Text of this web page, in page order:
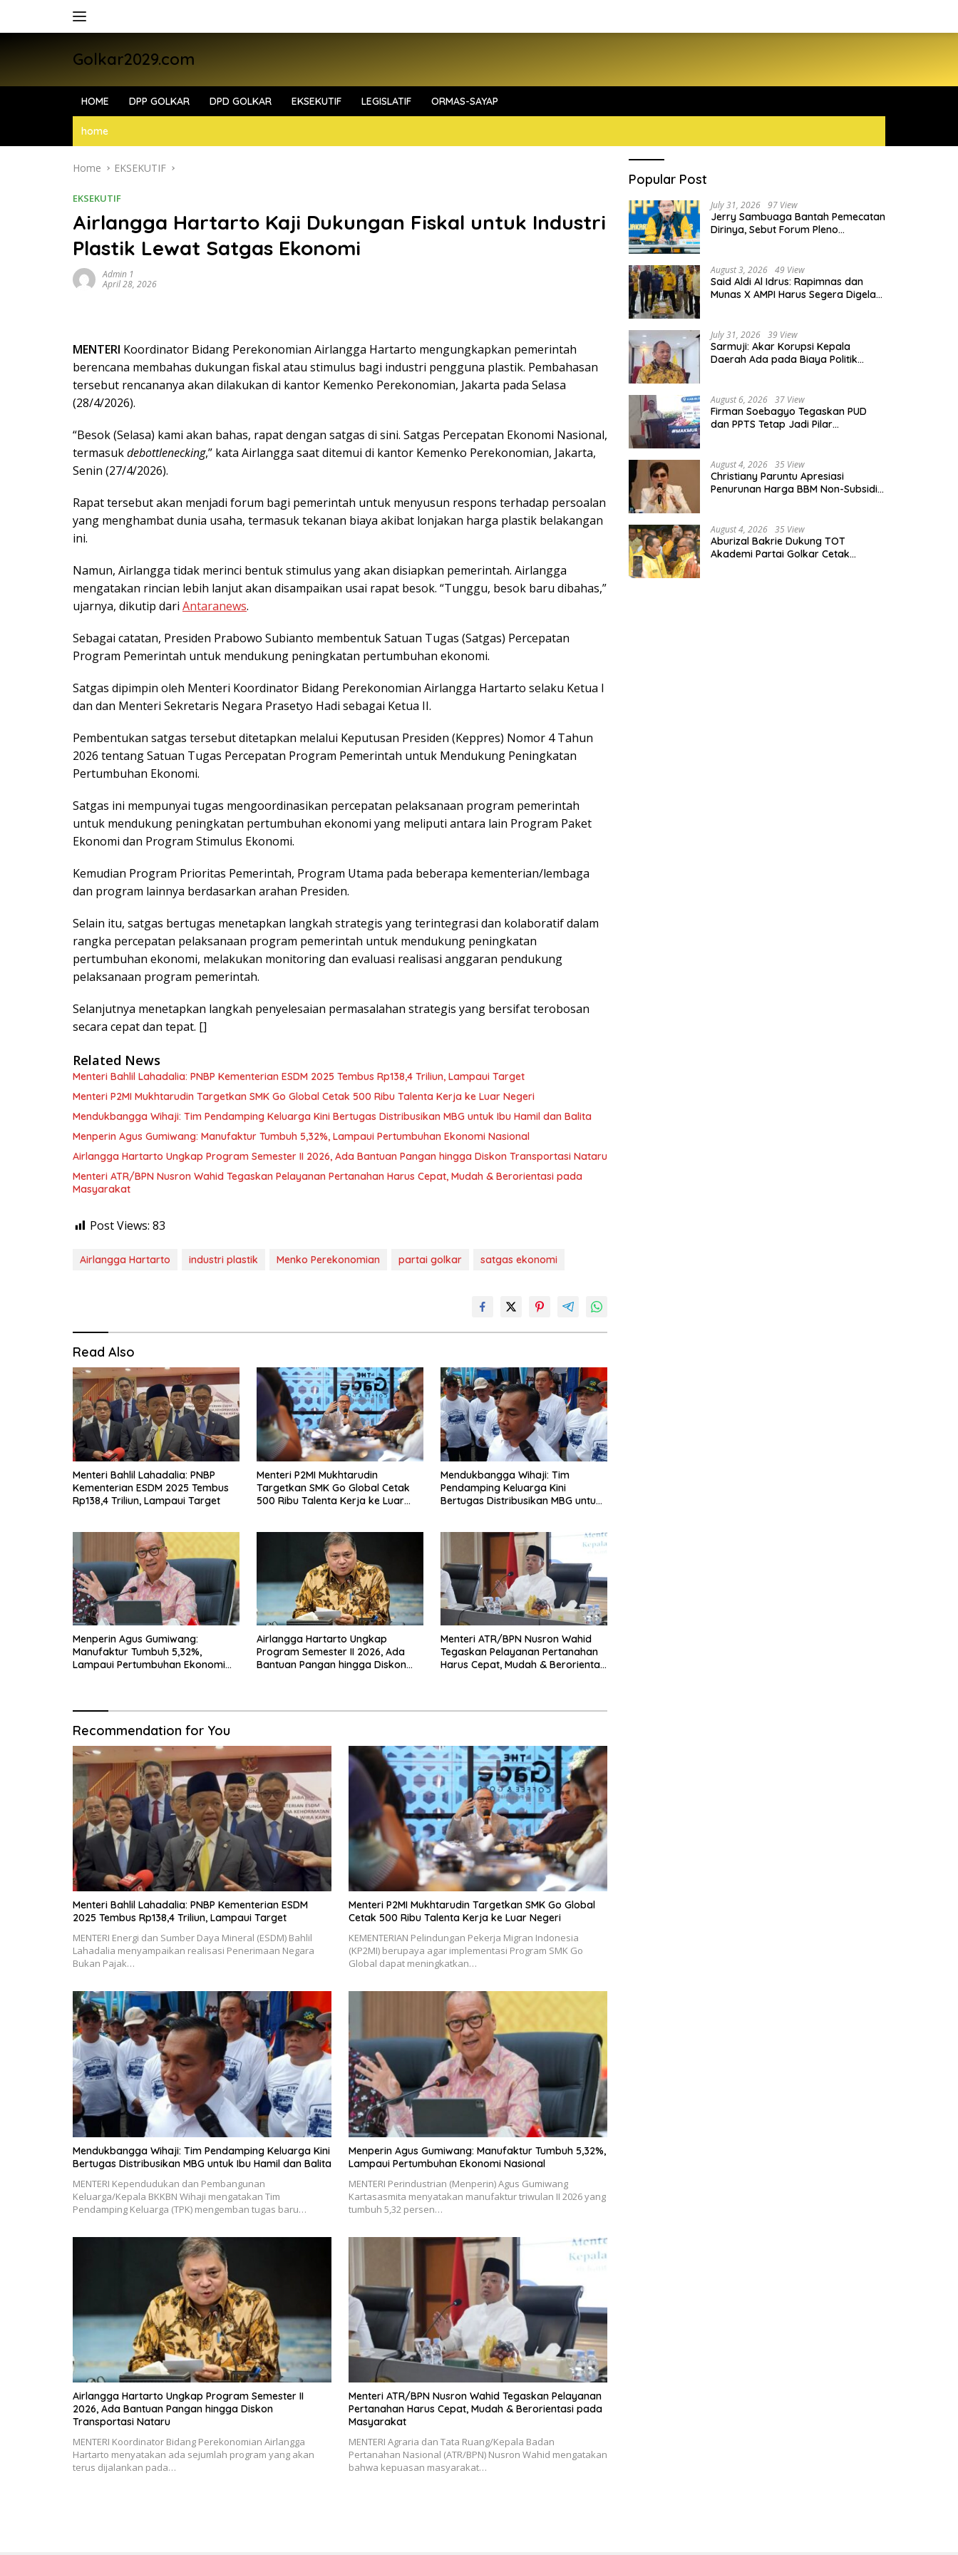
Golkar2029.com
HOME DPP GOLKAR DPD GOLKAR EKSEKUTIF LEGISLATIF ORMAS-SAYAP
home
Home EKSEKUTIF
EKSEKUTIF
Airlangga Hartarto Kaji Dukungan Fiskal untuk Industri
Plastik Lewat Satgas Ekonomi
Admin 1
April 28, 2026
MENTERI Koordinator Bidang Perekonomian Airlangga Hartarto mengungkapkan pemerintah
berencana membahas dukungan fiskal atau stimulus bagi industri pengguna plastik. Pembahasan
tersebut rencananya akan dilakukan di kantor Kemenko Perekonomian, Jakarta pada Selasa
(28/4/2026).
“Besok (Selasa) kami akan bahas, rapat dengan satgas di sini. Satgas Percepatan Ekonomi Nasional,
termasukdebottlenecking,” kata Airlangga saat ditemui di kantor Kemenko Perekonomian, Jakarta,
Senin (27/4/2026).
Rapat tersebut akan menjadi forum bagi pemerintah untuk menyusun respons terhadap persoalan
yang menghambat dunia usaha, termasuk tekanan biaya akibat lonjakan harga plastik belakangan
ini.
Namun, Airlangga tidak merinci bentuk stimulus yang akan disiapkan pemerintah. Airlangga
mengatakan rincian lebih lanjut akan disampaikan usai rapat besok. “Tunggu, besok baru dibahas,”
ujarnya, dikutip dari Antaranews.
Sebagai catatan, Presiden Prabowo Subianto membentuk Satuan Tugas (Satgas) Percepatan
Program Pemerintah untuk mendukung peningkatan pertumbuhan ekonomi.
Satgas dipimpin oleh Menteri Koordinator Bidang Perekonomian Airlangga Hartarto selaku Ketua I
dan dan Menteri Sekretaris Negara Prasetyo Hadi sebagai Ketua II.
Pembentukan satgas tersebut ditetapkan melalui Keputusan Presiden (Keppres) Nomor 4 Tahun
2026 tentang Satuan Tugas Percepatan Program Pemerintah untuk Mendukung Peningkatan
Pertumbuhan Ekonomi.
Satgas ini mempunyai tugas mengoordinasikan percepatan pelaksanaan program pemerintah
untuk mendukung peningkatan pertumbuhan ekonomi yang meliputi antara lain Program Paket
Ekonomi dan Program Stimulus Ekonomi.
Kemudian Program Prioritas Pemerintah, Program Utama pada beberapa kementerian/lembaga
dan program lainnya berdasarkan arahan Presiden.
Selain itu, satgas bertugas menetapkan langkah strategis yang terintegrasi dan kolaboratif dalam
rangka percepatan pelaksanaan program pemerintah untuk mendukung peningkatan
pertumbuhan ekonomi, melakukan monitoring dan evaluasi realisasi anggaran pendukung
pelaksanaan program pemerintah.
Selanjutnya menetapkan langkah penyelesaian permasalahan strategis yang bersifat terobosan
secara cepat dan tepat. []
Related News
Menteri Bahlil Lahadalia: PNBP Kementerian ESDM 2025 Tembus Rp138,4 Triliun, Lampaui Target
Menteri P2MI Mukhtarudin Targetkan SMK Go Global Cetak 500 Ribu Talenta Kerja ke Luar Negeri
Mendukbangga Wihaji: Tim Pendamping Keluarga Kini Bertugas Distribusikan MBG untuk Ibu Hamil dan Balita
Menperin Agus Gumiwang: Manufaktur Tumbuh 5,32%, Lampaui Pertumbuhan Ekonomi Nasional
Airlangga Hartarto Ungkap Program Semester II 2026, Ada Bantuan Pangan hingga Diskon Transportasi Nataru
Menteri ATR/BPN Nusron Wahid Tegaskan Pelayanan Pertanahan Harus Cepat, Mudah & Berorientasi pada
Masyarakat
Post Views: 83
Airlangga Hartarto industri plastik Menko Perekonomian partai golkar satgas ekonomi
Read Also
Menteri Bahlil Lahadalia: PNBP
Kementerian ESDM 2025 Tembus
Rp138,4 Triliun, Lampaui Target
Menteri P2MI Mukhtarudin
Targetkan SMK Go Global Cetak
500 Ribu Talenta Kerja ke Luar
Mendukbangga Wihaji: Tim
Pendamping Keluarga Kini
Bertugas Distribusikan MBG untuk
Menperin Agus Gumiwang:
Manufaktur Tumbuh 5,32%,
Lampaui Pertumbuhan Ekonomi
Airlangga Hartarto Ungkap
Program Semester II 2026, Ada
Bantuan Pangan hingga Diskon
Menteri ATR/BPN Nusron Wahid
Tegaskan Pelayanan Pertanahan
Harus Cepat, Mudah & Berorientasi
Recommendation for You
Menteri Bahlil Lahadalia: PNBP Kementerian ESDM
2025 Tembus Rp138,4 Triliun, Lampaui Target
MENTERI Energi dan Sumber Daya Mineral (ESDM) Bahlil
Lahadalia menyampaikan realisasi Penerimaan Negara
Bukan Pajak…
Menteri P2MI Mukhtarudin Targetkan SMK Go Global
Cetak 500 Ribu Talenta Kerja ke Luar Negeri
KEMENTERIAN Pelindungan Pekerja Migran Indonesia
(KP2MI) berupaya agar implementasi Program SMK Go
Global dapat meningkatkan…
Mendukbangga Wihaji: Tim Pendamping Keluarga Kini
Bertugas Distribusikan MBG untuk Ibu Hamil dan Balita
MENTERI Kependudukan dan Pembangunan
Keluarga/Kepala BKKBN Wihaji mengatakan Tim
Pendamping Keluarga (TPK) mengemban tugas baru…
Menperin Agus Gumiwang: Manufaktur Tumbuh 5,32%,
Lampaui Pertumbuhan Ekonomi Nasional
MENTERI Perindustrian (Menperin) Agus Gumiwang
Kartasasmita menyatakan manufaktur triwulan II 2026 yang
tumbuh 5,32 persen…
Airlangga Hartarto Ungkap Program Semester II
2026, Ada Bantuan Pangan hingga Diskon
Transportasi Nataru
MENTERI Koordinator Bidang Perekonomian Airlangga
Hartarto menyatakan ada sejumlah program yang akan
terus dijalankan pada…
Menteri ATR/BPN Nusron Wahid Tegaskan Pelayanan
Pertanahan Harus Cepat, Mudah & Berorientasi pada
Masyarakat
MENTERI Agraria dan Tata Ruang/Kepala Badan
Pertanahan Nasional (ATR/BPN) Nusron Wahid mengatakan
bahwa kepuasan masyarakat…
Popular Post
July 31, 2026 97 View
Jerry Sambuaga Bantah Pemecatan
Dirinya, Sebut Forum Pleno
August 3, 2026 49 View
Said Aldi Al Idrus: Rapimnas dan
Munas X AMPI Harus Segera Digelar
July 31, 2026 39 View
Sarmuji: Akar Korupsi Kepala
Daerah Ada pada Biaya Politik
August 6, 2026 37 View
Firman Soebagyo Tegaskan PUD
dan PPTS Tetap Jadi Pilar
August 4, 2026 35 View
Christiany Paruntu Apresiasi
Penurunan Harga BBM Non-Subsidi,
August 4, 2026 35 View
Aburizal Bakrie Dukung TOT
Akademi Partai Golkar Cetak